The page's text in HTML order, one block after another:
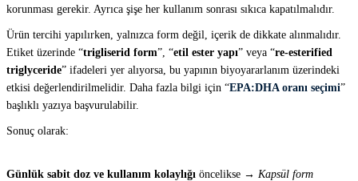
korunması gerekir. Ayrıca şişe her kullanım sonrası sıkıca kapatılmalıdır.
Ürün tercihi yapılırken, yalnızca form değil, içerik de dikkate alınmalıdır.
Etiket üzerinde “trigliserid form”, “etil ester yapı” veya “re-esterified
triglyceride” ifadeleri yer alıyorsa, bu yapının biyoyararlanım üzerindeki
etkisi değerlendirilmelidir. Daha fazla bilgi için “EPA:DHA oranı seçimi”
başlıklı yazıya başvurulabilir.
Sonuç olarak:
Günlük sabit doz ve kullanım kolaylığı öncelikse → Kapsül form